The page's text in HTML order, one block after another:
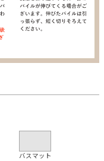
バスマット